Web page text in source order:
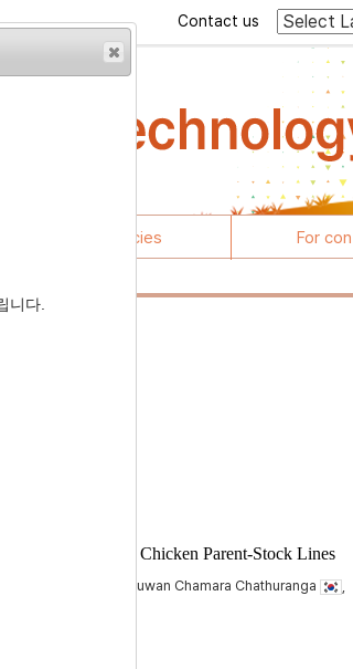
Contact us
Journal policies For
Korean Native Chicken Parent-Stock Lines
, Nuwan Chamara Chathuranga
니다.